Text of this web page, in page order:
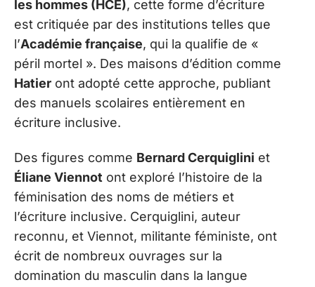
les hommes (HCE), cette forme d’écriture
est critiquée par des institutions telles que
l’Académie française, qui la qualifie de «
péril mortel ». Des maisons d’édition comme
Hatier ont adopté cette approche, publiant
des manuels scolaires entièrement en
écriture inclusive.
Des figures comme Bernard Cerquiglini et
Éliane Viennot ont exploré l’histoire de la
féminisation des noms de métiers et
l’écriture inclusive. Cerquiglini, auteur
reconnu, et Viennot, militante féministe, ont
écrit de nombreux ouvrages sur la
domination du masculin dans la langue